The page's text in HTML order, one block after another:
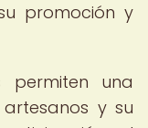
promoción y
permiten una
y su